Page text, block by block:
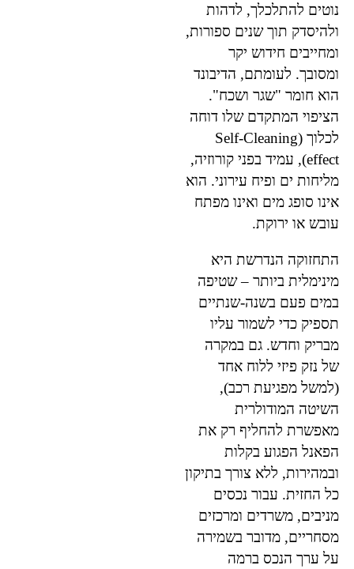
נוטים להתלכלך, לדהות
ולהיסדק תוך שנים ספורות,
ומחייבים חידוש יקר
ומסובך. לעומתם, הדיבונד
הוא חומר "שגר ושכח".
הציפוי המתקדם שלו דוחה
לכלוך (Self-Cleaning
effect), עמיד בפני קורוזיה,
מליחות ים ופיח עירוני. הוא
אינו סופג מים ואינו מפתח
עובש או ירוקת.
התחזוקה הנדרשת היא
מינימלית ביותר – שטיפה
במים פעם בשנה-שנתיים
תספיק כדי לשמור עליו
מבריק וחדש. גם במקרה
של נזק פיזי ללוח אחד
(למשל מפגיעת רכב),
השיטה המודולרית
מאפשרת להחליף רק את
הפאנל הפגוע בקלות
ובמהירות, ללא צורך בתיקון
כל החזית. עבור נכסים
מניבים, משרדים ומרכזים
מסחריים, מדובר בשמירה
על ערך הנכס ברמה